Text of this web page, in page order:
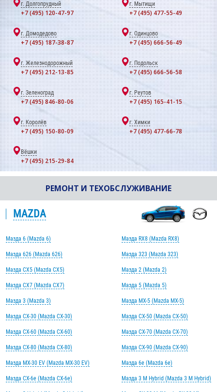
г. Долгопрудный
+7 (495) 120-47-97
г. Мытищи
+7 (495) 477-55-49
г. Домодедово
+7 (495) 187-38-87
г. Одинцово
+7 (495) 666-56-49
г. Железнодорожный
+7 (495) 212-13-85
г. Подольск
+7 (495) 666-56-58
г. Зеленоград
+7 (495) 846-80-06
г. Реутов
+7 (495) 165-41-15
г. Королёв
+7 (495) 150-80-09
г. Химки
+7 (495) 477-66-78
Вёшки
+7 (495) 215-29-84
РЕМОНТ И ТЕХОБСЛУЖИВАНИЕ
MAZDA
Мазда 6 (Mazda 6)
Мазда 626 (Mazda 626)
Мазда CX5 (Mazda CX5)
Мазда CX7 (Mazda CX7)
Мазда 3 (Mazda 3)
Мазда CX-30 (Mazda CX-30)
Мазда CX-60 (Mazda CX-60)
Мазда CX-80 (Mazda CX-80)
Мазда MX-30 EV (Mazda MX-30 EV)
Мазда CX-6e (Mazda CX-6e)
Мазда RX8 (Mazda RX8)
Мазда 323 (Mazda 323)
Мазда 2 (Mazda 2)
Мазда 5 (Mazda 5)
Мазда MX-5 (Mazda MX-5)
Мазда CX-50 (Mazda CX-50)
Мазда CX-70 (Mazda CX-70)
Мазда CX-90 (Mazda CX-90)
Мазда 6e (Mazda 6e)
Мазда 3 M Hybrid (Mazda 3 M Hybrid)